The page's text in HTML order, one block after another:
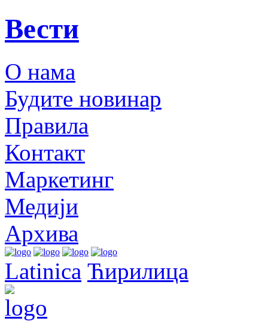
Вести
О нама
Будите новинар
Правила
Контакт
Маркетинг
Медији
Архива
Latinica Ћирилица